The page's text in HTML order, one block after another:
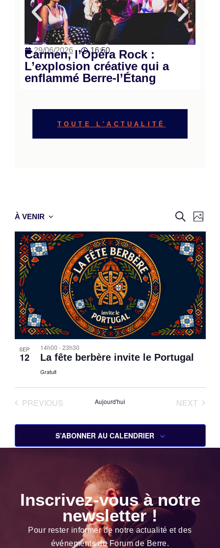
29/06/2026 16:50
Carmen, l’Opéra Rock :
L’explosion créative qui a
enflammé Berre-l’Étang
TOUTE L'ACTUALITÉ
et
vues
de
À VENIR
date.
SEP
12
14h00 -23h30
La fête berbère invite le Portugal
Gratuit
PREVIOUSÉVÈNEMENTS
Aujourd'hui NEXT
S’ABONNER AU CALENDRIER
Inscrivez-vous à notre
newsletter !
Pour rester informer de notre actualité et des
événements du Forum de Berre.